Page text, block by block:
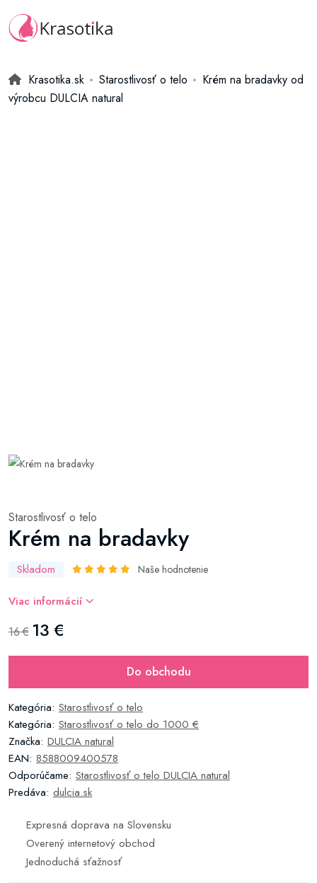
Krasotika.sk Starostlivosť o telo
Krém na bradavky od
výrobcu DULCIA natural
Starostlivosť o telo
Krém na bradavky
Skladom Naše hodnotenie
Viac informácií
16 € 13 €
Do obchodu
Kategória: Starostlivosť o telo
Kategória: Starostlivosť o telo do 1000 €
Značka: DULCIA natural
EAN: 8588009400578
Odporúčame: Starostlivosť o telo DULCIA natural
Predáva: dulcia.sk
Expresná doprava na Slovensku
Overený internetový obchod
Jednoduchá sťažnosť